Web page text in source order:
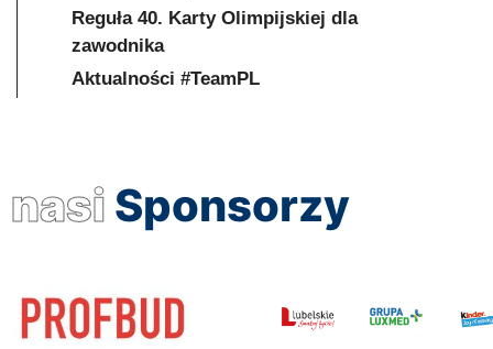
Reguła 40. Karty Olimpijskiej dla
zawodnika
Aktualności #TeamPL
nasi Sponsorzy